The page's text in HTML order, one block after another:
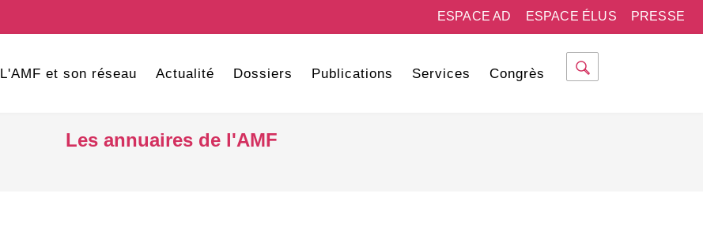
PRESSE
ESPACE ÉLUS
ESPACE AD
L'AMF et son réseau Actualité Dossiers Publications Services Congrès
Les annuaires de l'AMF